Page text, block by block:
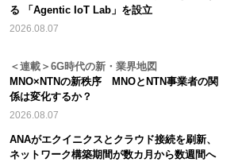
る 「Agentic IoT Lab」を設立
2026.08.07
＜連載＞6G時代の新・業界地図
MNO×NTNの新秩序 MNOとNTN事業者の関
係は変化するか？
2026.08.07
ANAがエクイニクスとクラウド接続を刷新、
ネットワーク構築期間が数カ月から数週間へ